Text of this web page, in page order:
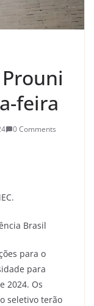
feira
0 Comments
Brasil
para o
para
2024. Os
seletivo terão